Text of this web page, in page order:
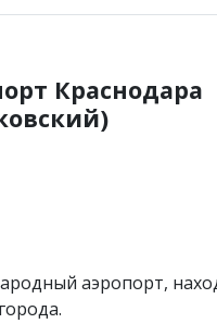
Краснодара
аэропорт,